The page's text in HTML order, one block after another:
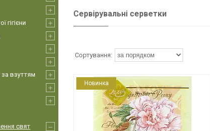
Сервірувальні серветки
Новинка
гігієни
взуттям
свят